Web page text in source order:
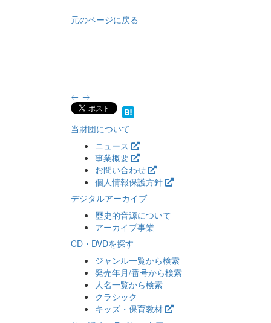
元のページに戻る
← →
当財団について
ニュース
事業概要
お問い合わせ
個人情報保護方針
デジタルアーカイブ
歴史的音源について
アーカイブ事業
CD・DVDを探す
ジャンル一覧から検索
発売年月/番号から検索
人名一覧から検索
クラシック
キッズ・保育教材